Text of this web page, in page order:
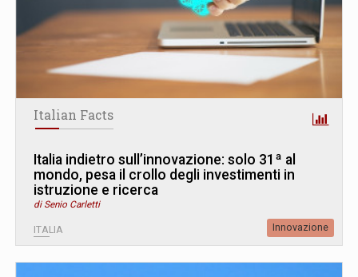
Italian Facts
Italia indietro sull’innovazione: solo 31ª al
mondo, pesa il crollo degli investimenti in
istruzione e ricerca
di Senio Carletti
ITALIA Innovazione